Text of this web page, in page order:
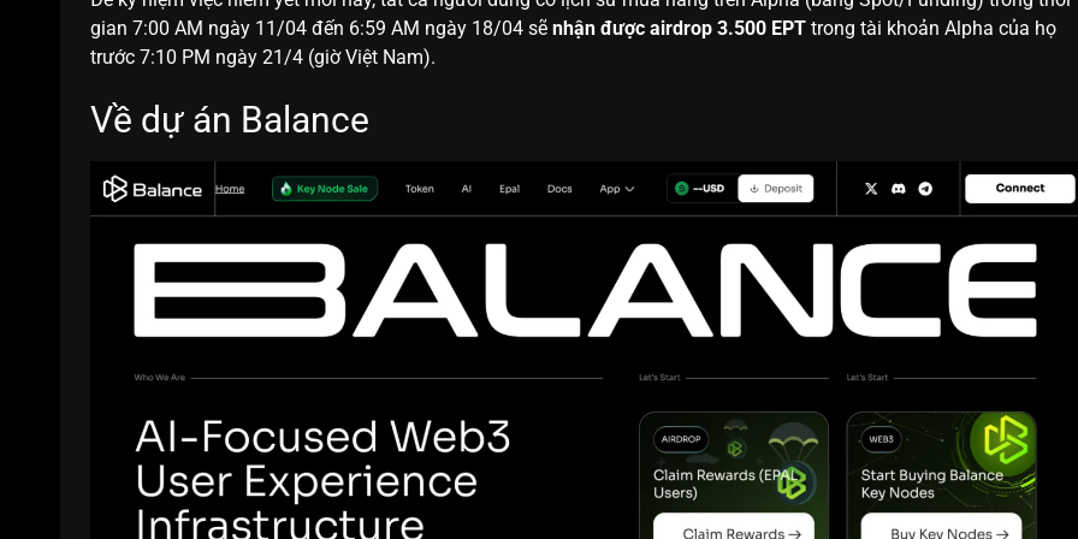
gian 7:00 AM ngày 11/04 đến 6:59 AM ngày 18/04 sẽ nhận được airdrop 3.500 EPT trong tài khoản Alpha của họ
trước 7:10 PM ngày 21/4 (giờ Việt Nam).
Về dự án Balance